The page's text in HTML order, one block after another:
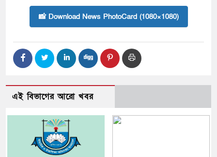
📸 Download News PhotoCard (1080×1080)
এই বিভাগের আরো খবর